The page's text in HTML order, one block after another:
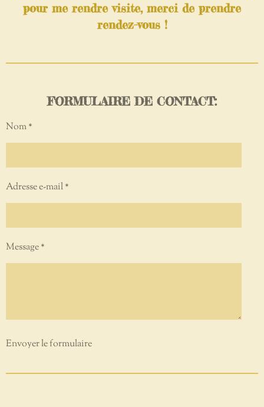
pour me rendre visite, merci de prendre
rendez-vous !
FORMULAIRE DE CONTACT:
Nom *
Adresse e-mail *
Message *
Envoyer le formulaire